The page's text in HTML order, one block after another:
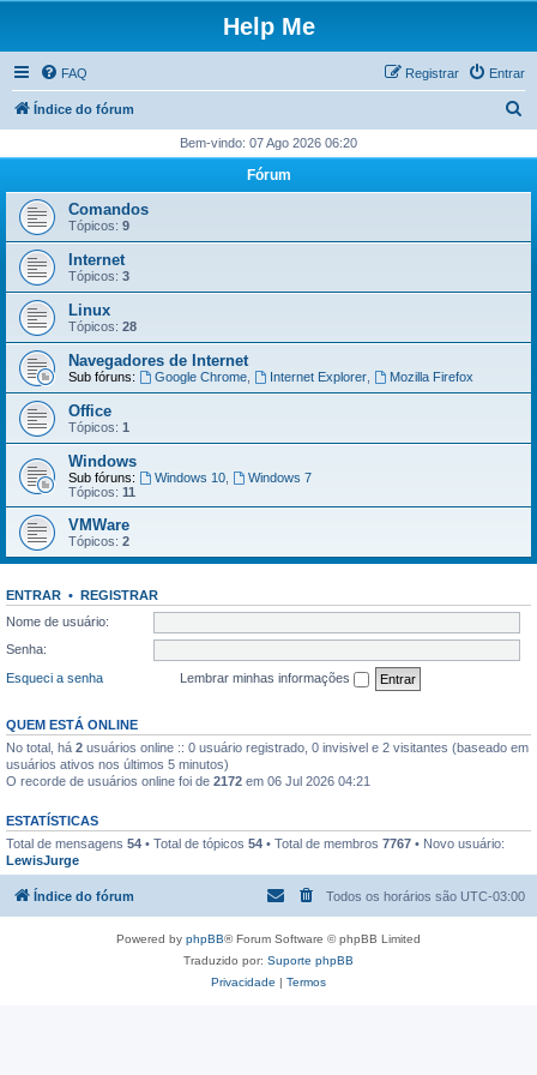
Help Me
FAQ Entrar
Registrar
Índice do fórum
q
Bem-vindo: 07 Ago 2026 06:20
Fórum
Comandos
Tópicos: 9
Internet
Tópicos: 3
Linux
Tópicos: 28
Navegadores de Internet
Sub fóruns: Google Chrome, Internet Explorer, Mozilla Firefox
Office
Tópicos: 1
Windows
Sub fóruns: Windows 10,
Windows 7
Tópicos: 11
VMWare
Tópicos: 2
ENTRAR • REGISTRAR
Nome de usuário:
Senha:
Esqueci a senha
Lembrar minhas informações
QUEM ESTÁ ONLINE
No total, há 2 usuários online :: 0 usuário registrado, 0 invisivel e 2 visitantes (baseado em
usuários ativos nos últimos 5 minutos)
O recorde de usuários online foi de 2172 em 06 Jul 2026 04:21
ESTATÍSTICAS
Total de mensagens 54 • Total de tópicos 54 • Total de membros 7767 • Novo usuário:
LewisJurge
Índice do fórum Todos os horários são UTC-03:00
Powered by phpBB® Forum Software © phpBB Limited
Traduzido por: Suporte phpBB
Privacidade | Termos